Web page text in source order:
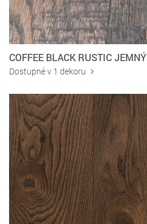
COFFEE BLACK RUSTIC JEMNÝ
Dostupné v 1 dekoru